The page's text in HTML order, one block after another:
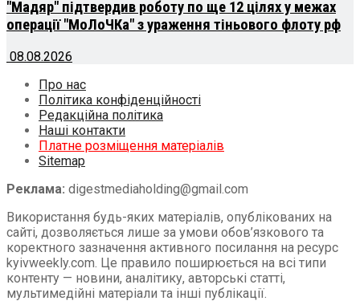
"Мадяр" підтвердив роботу по ще 12 цілях у межах
операції "МоЛоЧКа" з ураження тіньового флоту рф
08.08.2026
Про нас
Політика конфіденційності
Редакційна політика
Наші контакти
Платне розміщення матеріалів
Sitemap
Реклама: digestmediaholding@gmail.com
Використання будь-яких матеріалів, опублікованих на
сайті, дозволяється лише за умови обов’язкового та
коректного зазначення активного посилання на ресурс
kyivweekly.com. Це правило поширюється на всі типи
контенту — новини, аналітику, авторські статті,
мультимедійні матеріали та інші публікації.